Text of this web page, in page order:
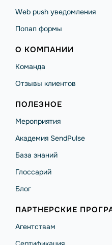
Web push уведомления
Попап формы
О КОМПАНИИ
Команда
Отзывы клиентов
ПОЛЕЗНОЕ
Мероприятия
Академия SendPulse
База знаний
Глоссарий
Блог
ПАРТНЕРСКИЕ
Агентствам